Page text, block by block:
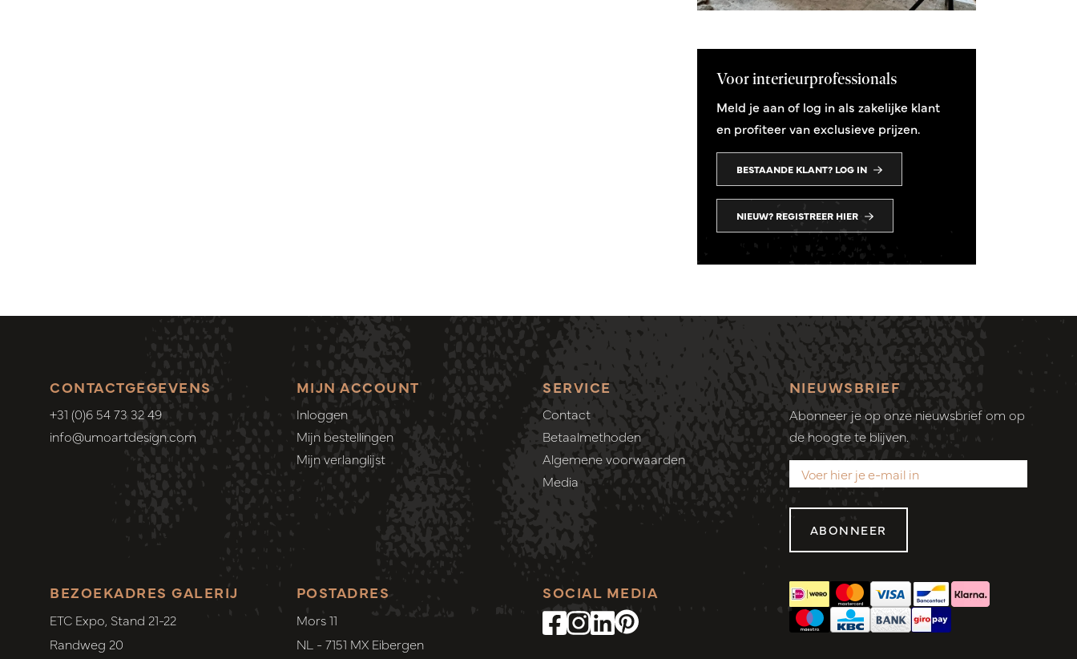
Voor interieurprofessionals
Meld je aan of log in als zakelijke klant
en profiteer van exclusieve prijzen.
BESTAANDE KLANT? LOG IN
NIEUW? REGISTREER HIER
CONTACTGEGEVENS
+31 (0)6 54 73 32 49
info@umoartdesign.com
MIJN ACCOUNT
Inloggen
Mijn bestellingen
Mijn verlanglijst
SERVICE
Contact
Betaalmethoden
Algemene voorwaarden
Media
SOCIAL MEDIA
POSTADRES
Mors 11
NL - 7151 MX Eibergen
BEZOEKADRES GALERIJ
ETC Expo, Stand 21-22
Randweg 20
NIEUWSBRIEF
Abonneer je op onze nieuwsbrief om op
de hoogte te blijven.
ABONNEER